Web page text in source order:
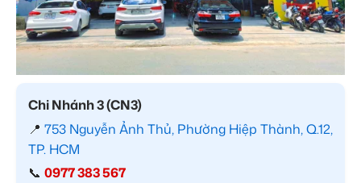
Chi Nhánh 3 (CN3)
📍 753 Nguyễn Ảnh Thủ, Phường Hiệp Thành, Q.12,
TP. HCM
📞 0977 383 567